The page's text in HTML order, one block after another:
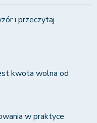
i przeczytaj
kwota wolna od
w praktyce